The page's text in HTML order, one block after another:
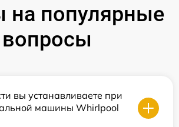
на популярные
вопросы
вы устанавливаете при
машины Whirlpool